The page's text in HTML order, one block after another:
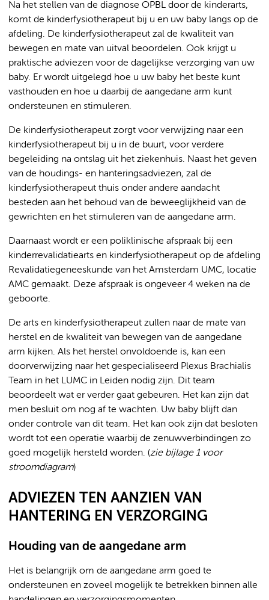
Na het stellen van de diagnose OPBL door de kinderarts,
komt de kinderfysiotherapeut bij u en uw baby langs op de
afdeling. De kinderfysiotherapeut zal de kwaliteit van
bewegen en mate van uitval beoordelen. Ook krijgt u
praktische adviezen voor de dagelijkse verzorging van uw
baby. Er wordt uitgelegd hoe u uw baby het beste kunt
vasthouden en hoe u daarbij de aangedane arm kunt
ondersteunen en stimuleren.
De kinderfysiotherapeut zorgt voor verwijzing naar een
kinderfysiotherapeut bij u in de buurt, voor verdere
begeleiding na ontslag uit het ziekenhuis. Naast het geven
van de houdings- en hanteringsadviezen, zal de
kinderfysiotherapeut thuis onder andere aandacht
besteden aan het behoud van de beweeglijkheid van de
gewrichten en het stimuleren van de aangedane arm.
Daarnaast wordt er een poliklinische afspraak bij een
kinderrevalidatiearts en kinderfysiotherapeut op de afdeling
Revalidatiegeneeskunde van het Amsterdam UMC, locatie
AMC gemaakt. Deze afspraak is ongeveer 4 weken na de
geboorte.
De arts en kinderfysiotherapeut zullen naar de mate van
herstel en de kwaliteit van bewegen van de aangedane
arm kijken. Als het herstel onvoldoende is, kan een
doorverwijzing naar het gespecialiseerd Plexus Brachialis
Team in het LUMC in Leiden nodig zijn. Dit team
beoordeelt wat er verder gaat gebeuren. Het kan zijn dat
men besluit om nog af te wachten. Uw baby blijft dan
onder controle van dit team. Het kan ook zijn dat besloten
wordt tot een operatie waarbij de zenuwverbindingen zo
goed mogelijk hersteld worden. (zie bijlage 1 voor
stroomdiagram)
ADVIEZEN TEN AANZIEN VAN
HANTERING EN VERZORGING
Houding van de aangedane arm
Het is belangrijk om de aangedane arm goed te
ondersteunen en zoveel mogelijk te betrekken binnen alle